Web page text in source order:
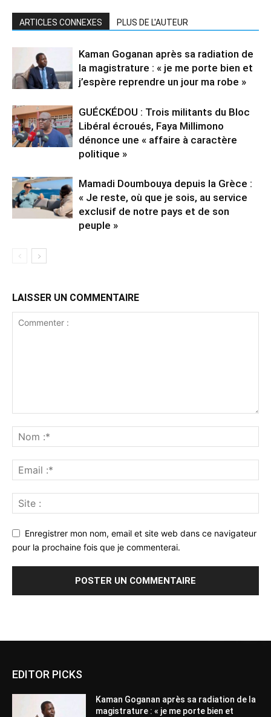
ARTICLES CONNEXES PLUS DE L'AUTEUR
Kaman Goganan après sa radiation de
la magistrature : « je me porte bien et
j’espère reprendre un jour ma robe »
GUÉCKÉDOU : Trois militants du Bloc
Libéral écroués, Faya Millimono
dénonce une « affaire à caractère
politique »
Mamadi Doumbouya depuis la Grèce :
« Je reste, où que je sois, au service
exclusif de notre pays et de son
peuple »
LAISSER UN COMMENTAIRE
Enregistrer mon nom, email et site web dans ce navigateur
pour la prochaine fois que je commenterai.
EDITOR PICKS
Kaman Goganan après sa radiation de la
magistrature : « je me porte bien et